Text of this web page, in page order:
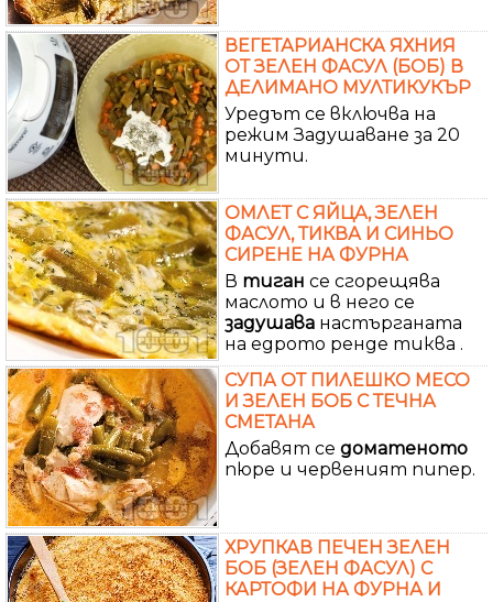
ВЕГЕТАРИАНСКА ЯХНИЯ
ОТ ЗЕЛЕН ФАСУЛ (БОБ) В
ДЕЛИМАНО МУЛТИКУКЪР
Уредът се включва на
режим Задушаване за 20
минути.
ОМЛЕТ С ЯЙЦА, ЗЕЛЕН
ФАСУЛ, ТИКВА И СИНЬО
СИРЕНЕ НА ФУРНА
В тиган се сгорещява
маслото и в него се
задушава настърганата
на едрото ренде тиква .
СУПА ОТ ПИЛЕШКО МЕСО
И ЗЕЛЕН БОБ С ТЕЧНА
СМЕТАНА
Добавят се доматеното
пюре и червеният пипер.
ХРУПКАВ ПЕЧЕН ЗЕЛЕН
БОБ (ЗЕЛЕН ФАСУЛ) С
КАРТОФИ НА ФУРНА И